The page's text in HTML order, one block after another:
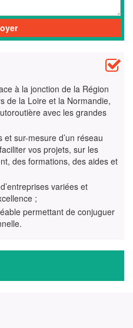
à la jonction de la Région
de la Loire et la Normandie,
avec les grandes
sur-mesure d’un réseau
vos projets, sur les
des formations, des aides et
variées et
;
permettant de conjuguer